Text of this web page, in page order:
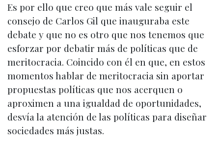
Es por ello que creo que más vale seguir el
consejo de Carlos Gil que inauguraba este
debate y que no es otro que nos tenemos que
esforzar por debatir más de políticas que de
meritocracia. Coincido con él en que, en estos
momentos hablar de meritocracia sin aportar
propuestas políticas que nos acerquen o
aproximen a una igualdad de oportunidades,
desvía la atención de las políticas para diseñar
sociedades más justas.